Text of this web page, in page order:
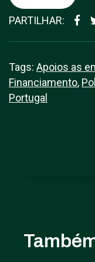
PARTILHAR:
Tags: Apoios as
Financiamento,
Portugal